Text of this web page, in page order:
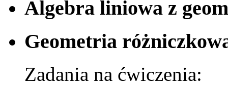
Algebra liniowa z
Geometria
Zadania na ćwiczenia: